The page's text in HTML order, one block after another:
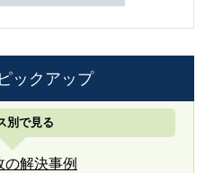
ックアップ
別で見る
の解決事例